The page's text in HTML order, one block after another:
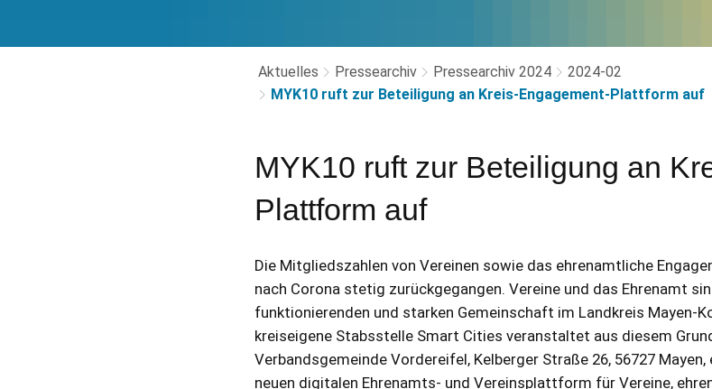
Aktuelles Pressearchiv Pressearchiv 2024
2024-02
MYK10 ruft zur Beteiligung an Kreis-Engagement-Plattform auf
MYK10 ruft zur Beteiligung an
Plattform auf
Die Mitgliedszahlen von Vereinen sowie das ehrenamtliche
nach Corona stetig zurückgegangen. Vereine und das Ehrenamt
funktionierenden und starken Gemeinschaft im Landkreis Mayen-
kreiseigene Stabsstelle Smart Cities veranstaltet aus diesem
Verbandsgemeinde Vordereifel, Kelberger Straße 26, 56727
neuen digitalen Ehrenamts- und Vereinsplattform für Vereine,